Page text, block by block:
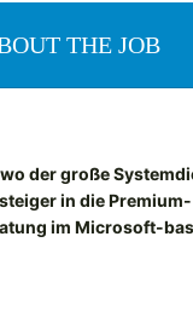
THE JOB
der große
in die Premium-
im Microsoft-